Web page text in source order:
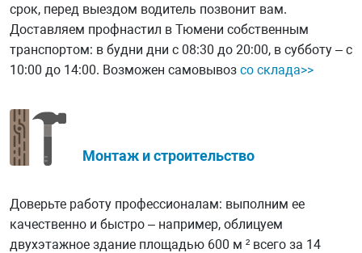
срок, перед выездом водитель позвонит вам.
Доставляем профнастил в Тюмени собственным
транспортом: в будни дни с 08:30 до 20:00, в субботу – с
10:00 до 14:00. Возможен самовывоз со склада>>
Монтаж и строительство
Доверьте работу профессионалам: выполним ее
качественно и быстро – например, облицуем
двухэтажное здание площадью 600 м ² всего за 14